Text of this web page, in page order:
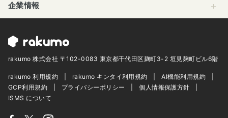
企業情報
rakumo 株式会社 〒102-0083 東京都千代田区麹町3-2 垣見麹町ビル6階
rakumo 利用規約 rakumo キンタイ利用規約
AI機能利用規約
GCP利用規約
プライバシーポリシー
個人情報保護方針
ISMS について